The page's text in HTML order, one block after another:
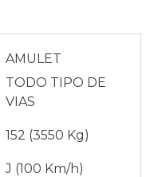
AMULET
TODO TIPO DE
VIAS
152 (3550 Kg)
J (100 Km/h)